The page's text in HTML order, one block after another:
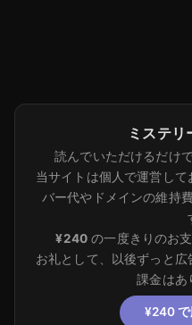
ミステリ
読んでいただけるだけ
当サイトは個人で運営し
バー代やドメインの維持
¥240 の一度きりのお
お礼として、以後ずっと
課金はあ
¥240 で